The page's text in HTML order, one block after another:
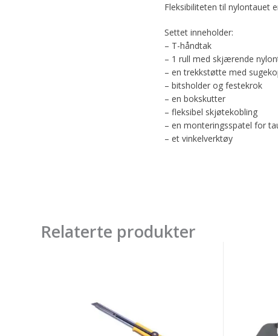
Fleksibiliteten til nylontauet
Settet inneholder:
– T-håndtak
– 1 rull med skjærende
– en trekkstøtte med
– bitsholder og festekrok
– en bokskutter
– fleksibel skjøtekobling
– en monteringsspatel for
– et vinkelverktøy
Relaterte produkter